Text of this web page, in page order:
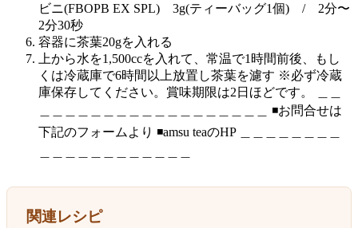
ビニ(FBOPB EX SPL) 3g(ティーバッグ1個) / 2分〜
2分30秒
容器に茶葉20gを入れる
上から水を1,500ccを入れて、常温で1時間前後、もし
くは冷蔵庫で6時間以上放置し茶葉を濾す ※必ず冷蔵
庫保存してください。賞味期限は2日ほどです。 ＿＿
＿＿＿＿＿＿＿＿＿＿＿＿＿＿＿＿＿＿ ◾️お問合せは
下記のフォームより ◾️amsu teaのHP ＿＿＿＿＿＿＿＿
関連レシピ